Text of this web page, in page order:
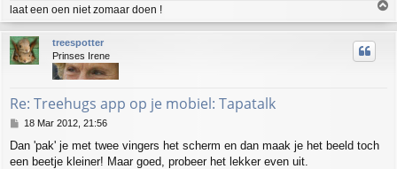
laat een oen niet zomaar doen !
o
p
treespotter
Prinses Irene
Re: Treehugs app op je mobiel: Tapatalk
P
s
t
18 Mar 2012, 21:56
Dan 'pak' je met twee vingers het scherm en dan maak je het beeld toch
een beetje kleiner! Maar goed, probeer het lekker even uit.